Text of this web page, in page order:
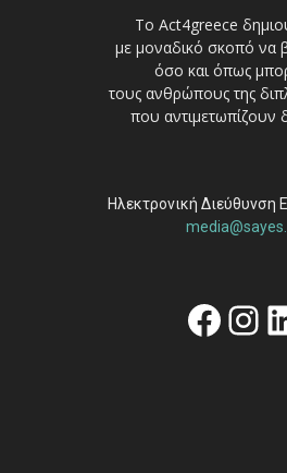
Το Act4greece
με μοναδικό σκοπό να
όσο και όπως
τους ανθρώπους της
που αντιμετωπίζουν
Ηλεκτρονική Διεύθυνση